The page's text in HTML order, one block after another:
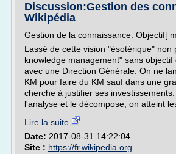
Discussion:Gestion des
Wikipédia
Gestion de la connaissance: Objectif[
Lassé de cette vision "ésotérique" non
knowledge management" sans objectif
avec une Direction Générale. On ne
KM pour faire du KM sauf dans une
cherche à justifier ses
l'analyse et le décompose, on atteint
Lire la suite
Date: 2017-08-31 14:22:04
Site : https://fr.wikipedia.org